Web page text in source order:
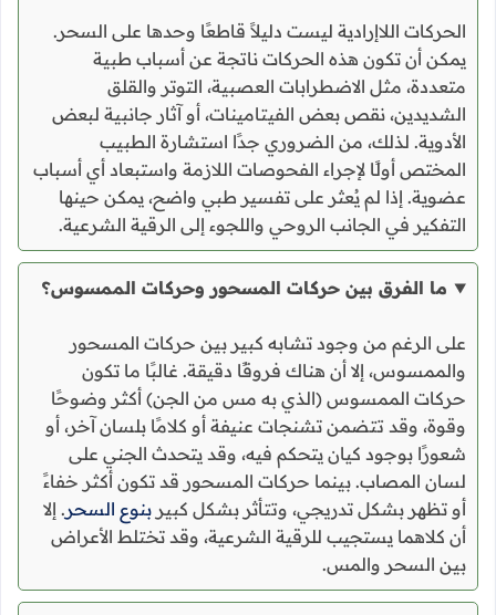
الحركات اللاإرادية ليست دليلاً قاطعًا وحدها على السحر.
يمكن أن تكون هذه الحركات ناتجة عن أسباب طبية
متعددة، مثل الاضطرابات العصبية، التوتر والقلق
الشديدين، نقص بعض الفيتامينات، أو آثار جانبية لبعض
الأدوية. لذلك، من الضروري جدًا استشارة الطبيب
المختص أولًا لإجراء الفحوصات اللازمة واستبعاد أي أسباب
عضوية. إذا لم يُعثر على تفسير طبي واضح، يمكن حينها
التفكير في الجانب الروحي واللجوء إلى الرقية الشرعية.
ما الفرق بين حركات المسحور وحركات الممسوس؟
على الرغم من وجود تشابه كبير بين حركات المسحور
والممسوس، إلا أن هناك فروقًا دقيقة. غالبًا ما تكون
حركات الممسوس (الذي به مس من الجن) أكثر وضوحًا
وقوة، وقد تتضمن تشنجات عنيفة أو كلامًا بلسان آخر، أو
شعورًا بوجود كيان يتحكم فيه، وقد يتحدث الجني على
لسان المصاب. بينما حركات المسحور قد تكون أكثر خفاءً
أو تظهر بشكل تدريجي، وتتأثر بشكل كبير بنوع السحر. إلا
أن كلاهما يستجيب للرقية الشرعية، وقد تختلط الأعراض
بين السحر والمس.